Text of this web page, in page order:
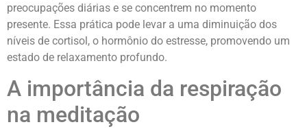
preocupações diárias e se concentrem no momento
presente. Essa prática pode levar a uma diminuição dos
níveis de cortisol, o hormônio do estresse, promovendo um
estado de relaxamento profundo.
A importância da respiração
na meditação